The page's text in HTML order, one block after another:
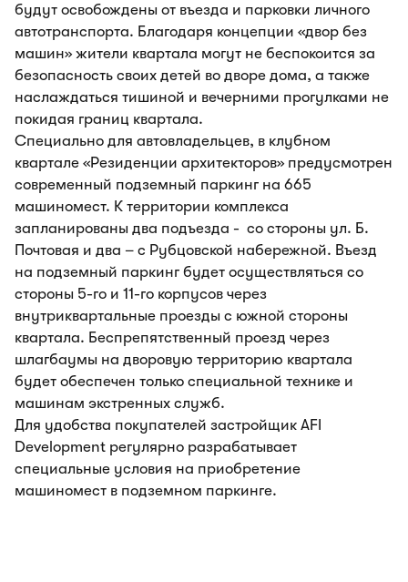
будут освобождены от въезда и парковки личного
автотранспорта. Благодаря концепции «двор без
машин» жители квартала могут не беспокоится за
безопасность своих детей во дворе дома, а также
наслаждаться тишиной и вечерними прогулками не
покидая границ квартала.
Специально для автовладельцев, в клубном
квартале «Резиденции архитекторов» предусмотрен
современный подземный паркинг на 665
машиномест. К территории комплекса
запланированы два подъезда - со стороны ул. Б.
Почтовая и два – с Рубцовской набережной. Въезд
на подземный паркинг будет осуществляться со
стороны 5-го и 11-го корпусов через
внутриквартальные проезды с южной стороны
квартала. Беспрепятственный проезд через
шлагбаумы на дворовую территорию квартала
будет обеспечен только специальной технике и
машинам экстренных служб.
Для удобства покупателей застройщик AFI
Development регулярно разрабатывает
специальные условия на приобретение
машиномест в подземном паркинге.